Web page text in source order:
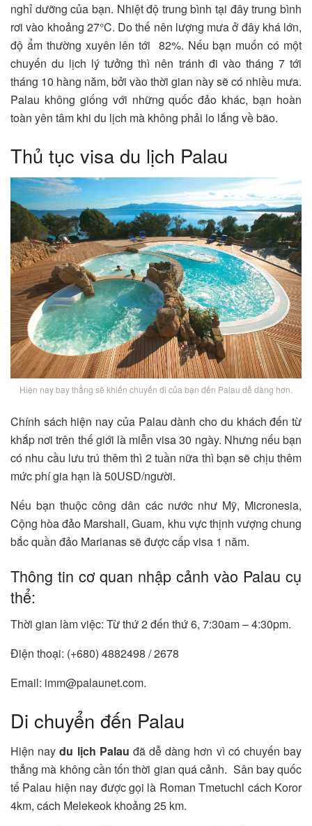
nghỉ dưỡng của bạn. Nhiệt độ trung bình tại đây trung bình
rơi vào khoảng 27°C. Do thế nên lượng mưa ở đây khá lớn,
độ ẩm thường xuyên lên tới 82%. Nếu bạn muốn có một
chuyến du lịch lý tưởng thì nên tránh đi vào tháng 7 tới
tháng 10 hàng năm, bởi vào thời gian này sẽ có nhiều mưa.
Palau không giống với những quốc đảo khác, bạn hoàn
toàn yên tâm khi du lịch mà không phải lo lắng về bão.
Thủ tục visa du lịch Palau
Hiện nay bay thẳng sẽ khiến chuyến đi của bạn đến Palau dễ dàng hơn.
Chính sách hiện nay của Palau dành cho du khách đến từ
khắp nơi trên thế giới là miễn visa 30 ngày. Nhưng nếu bạn
có nhu cầu lưu trú thêm thì 2 tuần nữa thì bạn sẽ chịu thêm
mức phí gia hạn là 50USD/người.
Nếu bạn thuộc công dân các nước như Mỹ, Micronesia,
Cộng hòa đảo Marshall, Guam, khu vực thịnh vượng chung
bắc quần đảo Marianas sẽ được cấp visa 1 năm.
Thông tin cơ quan nhập cảnh vào Palau cụ
thể:
Thời gian làm việc: Từ thứ 2 đến thứ 6, 7:30am – 4:30pm.
Điện thoại: (+680) 4882498 / 2678
Email: imm@palaunet.com.
Di chuyển đến Palau
Hiện naydu lịch Palau đã dễ dàng hơn vì có chuyến bay
thẳng mà không cần tốn thời gian quá cảnh. Sân bay quốc
tế Palau hiện nay được gọi là Roman Tmetuchl cách Koror
4km, cách Melekeok khoảng 25 km.